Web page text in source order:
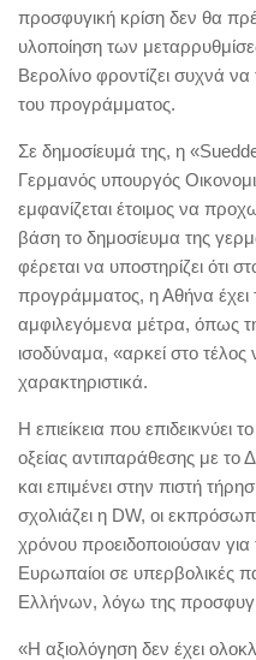
προσφυγική κρίση δεν θα
υλοποίηση των
Βερολίνο φροντίζει συχνά να
του προγράμματος.
Σε δημοσίευμά της, η
Γερμανός υπουργός
εμφανίζεται έτοιμος να
βάση το δημοσίευμα της
φέρεται να υποστηρίζει ότι
προγράμματος, η Αθήνα έχει
αμφιλεγόμενα μέτρα, όπως
ισοδύναμα, «αρκεί στο τέλος
χαρακτηριστικά.
Η επιείκεια που επιδεικνύει
οξείας αντιπαράθεσης με το
και επιμένει στην πιστή
σχολιάζει η DW, οι
χρόνου προειδοποιούσαν
Ευρωπαίοι σε υπερβολικές
Ελλήνων, λόγω της
«Η αξιολόγηση δεν έχει